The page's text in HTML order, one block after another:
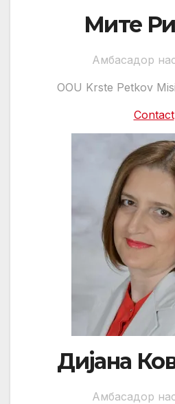
Мите
Амбасадор
OOU Krste Petkov
Contact
Дијана
Амбасадор